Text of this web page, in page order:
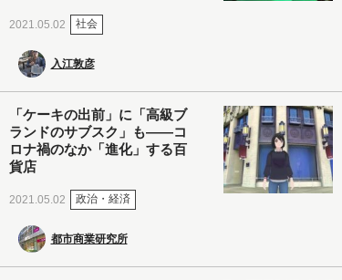
2021.05.02 社会
入江敦彦
「ケーキの出前」に「高級ブ
ランドのサブスク」も――コ
ロナ禍のなか「進化」する百
貨店
2021.05.02 政治・経済
都市商業研究所